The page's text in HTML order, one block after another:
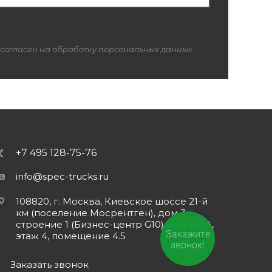
на обработку персональных данных
+7 495 128-75-76
info@spec-trucks.ru
108820, г. Москва, Киевское шоссе 21-й
км (поселение Мосрентген), дом 3
строение 1 (Бизнес-центр G10), корпус А,
этаж 4, помещение 4.5
Заказать звонок
Закажите
звонок!